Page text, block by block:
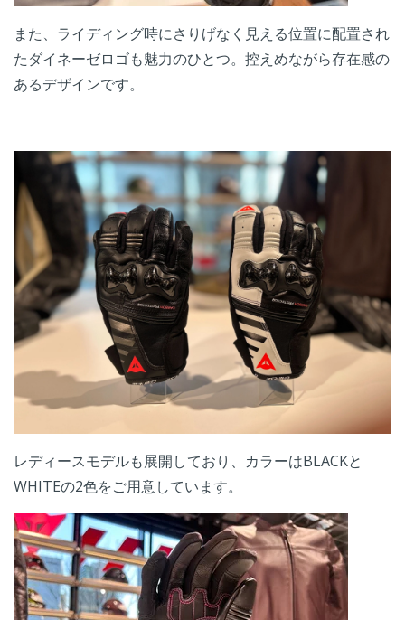
また、ライディング時にさりげなく見える位置に配置され
たダイネーゼロゴも魅力のひとつ。控えめながら存在感の
あるデザインです。
レディースモデルも展開しており、カラーはBLACKと
WHITEの2色をご用意しています。